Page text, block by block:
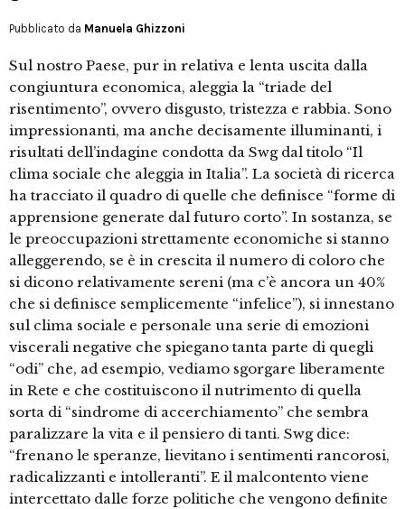
Pubblicato da Manuela Ghizzoni
Sul nostro Paese, pur in relativa e lenta uscita dalla
congiuntura economica, aleggia la “triade del
risentimento”, ovvero disgusto, tristezza e rabbia. Sono
impressionanti, ma anche decisamente illuminanti, i
risultati dell’indagine condotta da Swg dal titolo “Il
clima sociale che aleggia in Italia”. La società di ricerca
ha tracciato il quadro di quelle che definisce “forme di
apprensione generate dal futuro corto”. In sostanza, se
le preoccupazioni strettamente economiche si stanno
alleggerendo, se è in crescita il numero di coloro che
si dicono relativamente sereni (ma c’è ancora un 40%
che si definisce semplicemente “infelice”), si innestano
sul clima sociale e personale una serie di emozioni
viscerali negative che spiegano tanta parte di quegli
“odi” che, ad esempio, vediamo sgorgare liberamente
in Rete e che costituiscono il nutrimento di quella
sorta di “sindrome di accerchiamento” che sembra
paralizzare la vita e il pensiero di tanti. Swg dice:
“frenano le speranze, lievitano i sentimenti rancorosi,
radicalizzanti e intolleranti”. E il malcontento viene
intercettato dalle forze politiche che vengono definite